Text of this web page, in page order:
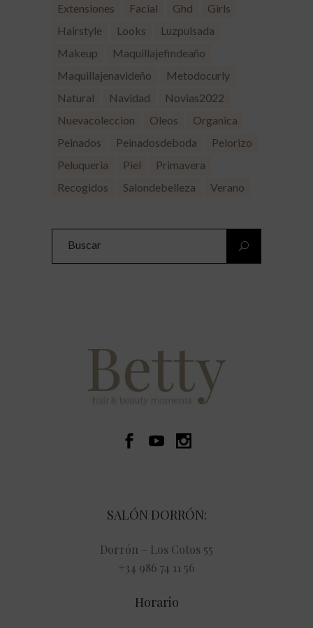
Extensiones
Facial Ghd
Girls
Hairstyle
Looks
Luzpulsada
Makeup
Maquillajefindeaño
Maquillajenavideño
Metodocurly
Natural
Navidad
Novias2022
Nuevacoleccion
Oleos
Organica
Peinados
Peinadosdeboda
Pelorizo
Peluqueria
Piel
Primavera
Recogidos
Salondebelleza Verano
SALÓN DORRÓN:
Dorrón – Los Cotos 55
+34 986 74 11 56
Horario